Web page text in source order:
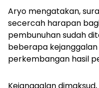
Aryo mengatakan,
secercah harapan
pembunuhan sudah
beberapa
perkembangan hasil